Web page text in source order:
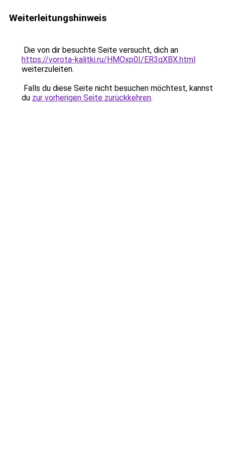
Weiterleitungshinweis
Die von dir besuchte Seite versucht, dich an
https://vorota-kalitki.ru/HMOxp0I/ER3qXBX.html
weiterzuleiten.
Falls du diese Seite nicht besuchen möchtest, kannst
du zur vorherigen Seite zurückkehren.